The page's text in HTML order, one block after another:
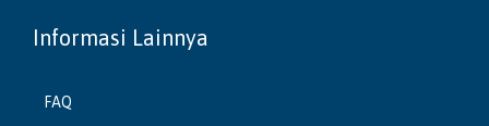
Informasi Lainnya
FAQ